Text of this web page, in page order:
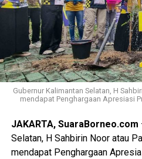
Gubernur Kalimantan Selatan, H
mendapat Penghargaan Apresiasi
JAKARTA, SuaraBorneo.com
Selatan, H Sahbirin Noor atau
mendapat Penghargaan